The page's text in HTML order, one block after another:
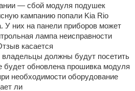
— сбой модуля подушек
кампанию попали Kia Rio
У них на панели приборов может
лампа неисправности
касается
должны будут посетить
будет обновлена прошивка модуля
необходимости оборудование
ли